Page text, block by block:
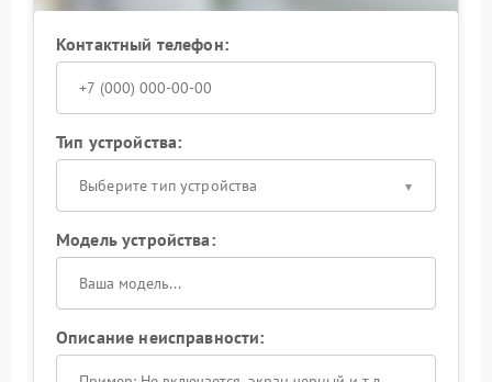
Контактный телефон:
Тип устройства:
Выберите тип устройства
Модель устройства:
Описание неисправности: